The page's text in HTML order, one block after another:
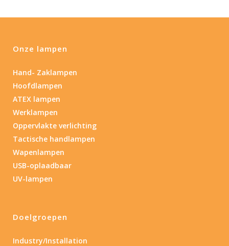
Onze lampen
Hand- Zaklampen
Hoofdlampen
ATEX lampen
Werklampen
Oppervlakte verlichting
Tactische handlampen
Wapenlampen
USB-oplaadbaar
UV-lampen
Doelgroepen
Industry/Installation